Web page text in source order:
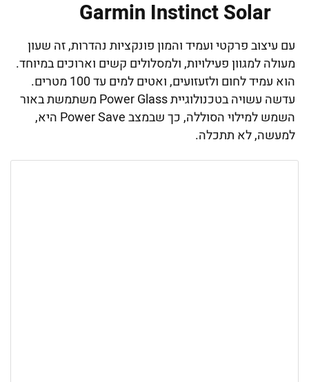
Garmin Instinct Solar
עם עיצוב פרקטי ועמיד והמון פונקציות נהדרות, זה שעון
מעולה למגוון פעילויות, ולמסלולים קשים וארוכים במיוחד.
הוא עמיד לחום ולזעזועים, ואטים למים עד 100 מטרים.
עדשה עשויה בטכנולוגיית Power Glass משתמשת באור
השמש למילוי הסוללה, כך שבמצב Power Save היא,
למעשה, לא תתכלה.